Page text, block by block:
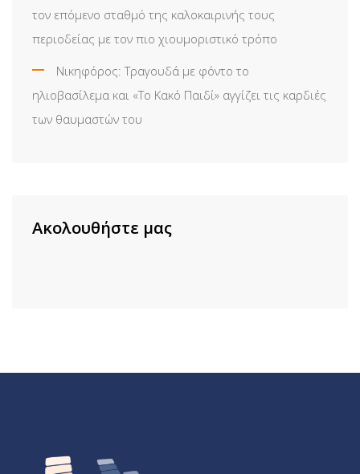
τον επόμενο σταθμό της καλοκαιρινής τους
περιοδείας με τον πιο χιουμοριστικό τρόπο
Νικηφόρος: Τραγουδά με φόντο το
ηλιοβασίλεμα και «Το Κακό Παιδί» αγγίζει τις καρδιές
των θαυμαστών του
Ακολουθήστε μας